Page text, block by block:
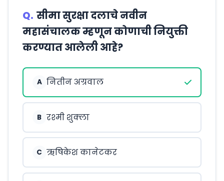
Q. सीमा सुरक्षा दलाचे नवीन
महासंचालक म्हणून कोणाची नियुक्ती
करण्यात आलेली आहे?
A नितीन अग्रवाल
B रश्मी शुक्ला
C ऋषिकेश कानेटकर